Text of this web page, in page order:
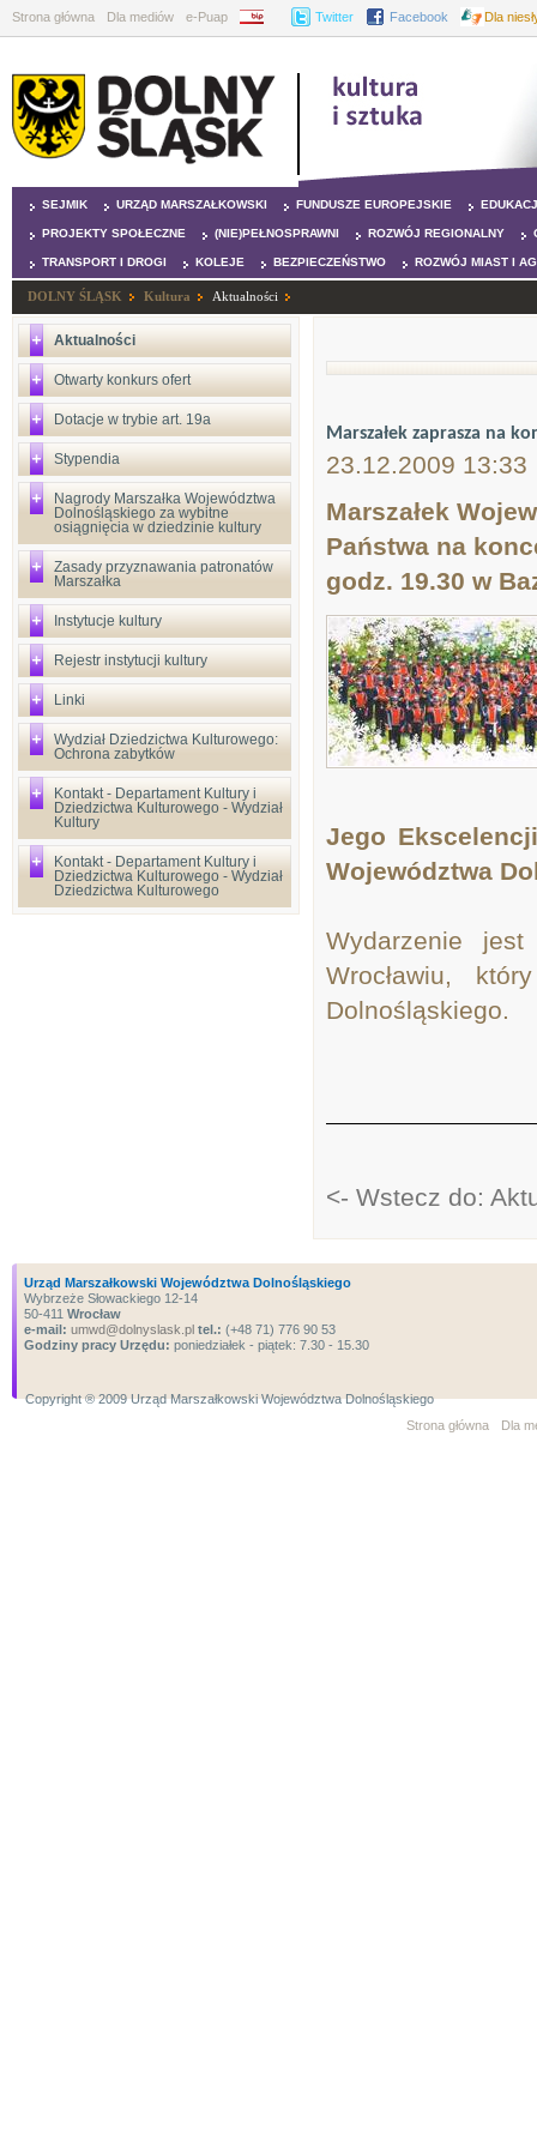
Strona główna Dla mediów e-Puap BIP Twitter Facebook Dla
SEJMIK URZĄD MARSZAŁKOWSKI FUNDUSZE EUROPEJSKIE
PROJEKTY SPOŁECZNE (NIE)PEŁNOSPRAWNI ROZWÓJ REGIONALNY
TRANSPORT I DROGI KOLEJE BEZPIECZEŃSTWO ROZWÓJ MIAST I
DOLNY ŚLĄSK Kultura Aktualności
Aktualności
Otwarty konkurs ofert
Dotacje w trybie art. 19a
Stypendia
Nagrody Marszałka Województwa
Dolnośląskiego za wybitne
osiągnięcia w dziedzinie kultury
Zasady przyznawania patronatów
Marszałka
Instytucje kultury
Rejestr instytucji kultury
Linki
Wydział Dziedzictwa Kulturowego:
Ochrona zabytków
Kontakt - Departament Kultury i
Dziedzictwa Kulturowego - Wydział
Kultury
Kontakt - Departament Kultury i
Dziedzictwa Kulturowego - Wydział
Dziedzictwa Kulturowego
Marszałek zaprasza na
23.12.2009 13:33
Marszałek
Państwa na
godz. 19.30 w
Jego
Województwa
Wydarzenie
Wrocławiu,
Dolnośląskiego.
<- Wstecz do:
Urząd Marszałkowski Województwa Dolnośląskiego
Wybrzeże Słowackiego 12-14
50-411 Wrocław
e-mail: umwd@dolnyslask.pl tel.: (+48 71) 776 90 53
Godziny pracy Urzędu: poniedziałek - piątek: 7.30 - 15.30
Copyright ® 2009 Urząd Marszałkowski Województwa Dolnośląskiego
Strona główna
Dla